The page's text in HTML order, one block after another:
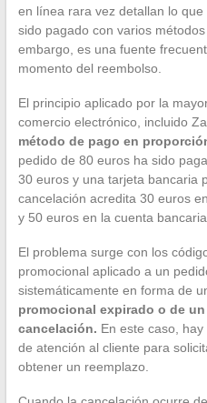
en línea rara vez detallan lo
sido pagado con varios
embargo, es una fuente
momento del reembolso.
El principio aplicado por la
comercio electrónico, incluido
método de pago en
pedido de 80 euros ha sido
30 euros y una tarjeta bancaria
cancelación acredita 30 euros
y 50 euros en la cuenta bancaria.
El problema surge con los
promocional aplicado a un
sistemáticamente en forma de
promocional expirado o de
cancelación. En este caso,
de atención al cliente para
obtener un reemplazo.